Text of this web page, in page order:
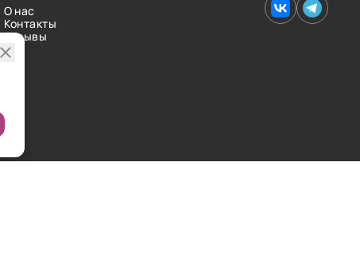
О нас
Контакты
Отзывы